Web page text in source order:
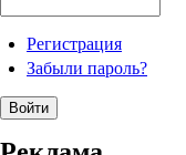
Регистрация
Забыли пароль?